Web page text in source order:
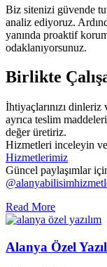
Biz sitenizi güvende
analiz ediyoruz.
yanında proaktif
odaklanıyorsunuz.
Birlikte
İhtiyaçlarınızı dinleriz
ayrıca teslim
değer üretiriz.
Hizmetleri inceleyin
Hizmetlerimiz
Güncel paylaşımlar
Read More
Alanya Özel